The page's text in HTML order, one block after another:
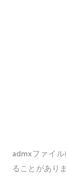
admxファイ
ることがあり